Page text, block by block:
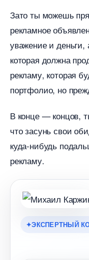
Зато ты можешь
рекламное
уважение и
которая должна
рекламу, которая
портфолио, но
конце — концов,
что засунь свои
куда-нибудь
рекламу.
ЭКСПЕРТНЫЙ